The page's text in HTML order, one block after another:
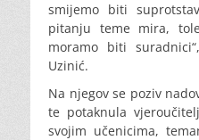
smijemo biti
pitanju teme mira,
moramo biti
Uzinić.
Na njegov se poziv
te potaknula
svojim učenicima,